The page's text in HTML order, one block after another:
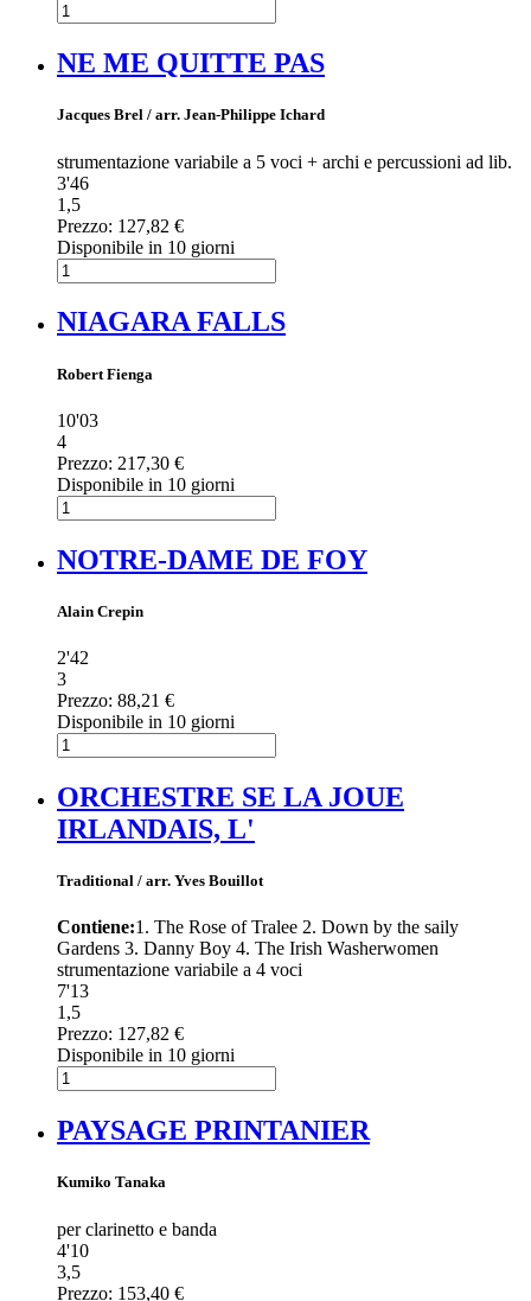
NE ME QUITTE PAS
Jacques Brel / arr. Jean-Philippe Ichard
strumentazione variabile a 5 voci + archi e percussioni ad lib.
3'46
1,5
Prezzo: 127,82 €
Disponibile in 10 giorni
NIAGARA FALLS
Robert Fienga
10'03
4
Prezzo: 217,30 €
Disponibile in 10 giorni
NOTRE-DAME DE FOY
Alain Crepin
2'42
3
Prezzo: 88,21 €
Disponibile in 10 giorni
ORCHESTRE SE LA JOUE
IRLANDAIS, L'
Traditional / arr. Yves Bouillot
Contiene:1. The Rose of Tralee 2. Down by the saily
Gardens 3. Danny Boy 4. The Irish Washerwomen
strumentazione variabile a 4 voci
7'13
1,5
Prezzo: 127,82 €
Disponibile in 10 giorni
PAYSAGE PRINTANIER
Kumiko Tanaka
per clarinetto e banda
4'10
3,5
Prezzo: 153,40 €